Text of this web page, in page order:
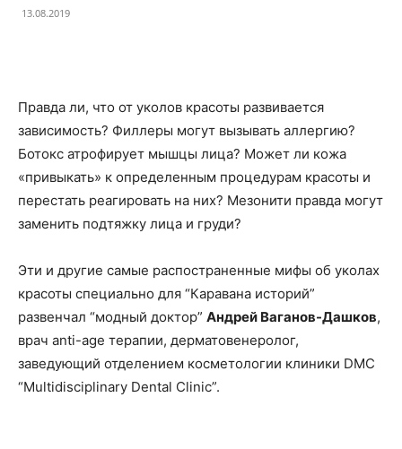
13.08.2019
Правда ли, что от уколов красоты развивается
зависимость? Филлеры могут вызывать аллергию?
Ботокс атрофирует мышцы лица? Может ли кожа
«привыкать» к определенным процедурам красоты и
перестать реагировать на них? Мезонити правда могут
заменить подтяжку лица и груди?
Эти и другие самые распостраненные мифы об уколах
красоты специально для “Каравана историй”
развенчал “модный доктор” Андрей Ваганов-Дашков,
врач anti-age терапии, дерматовенеролог,
заведующий отделением косметологии клиники DMC
“Multidisciplinary Dental Clinic”.